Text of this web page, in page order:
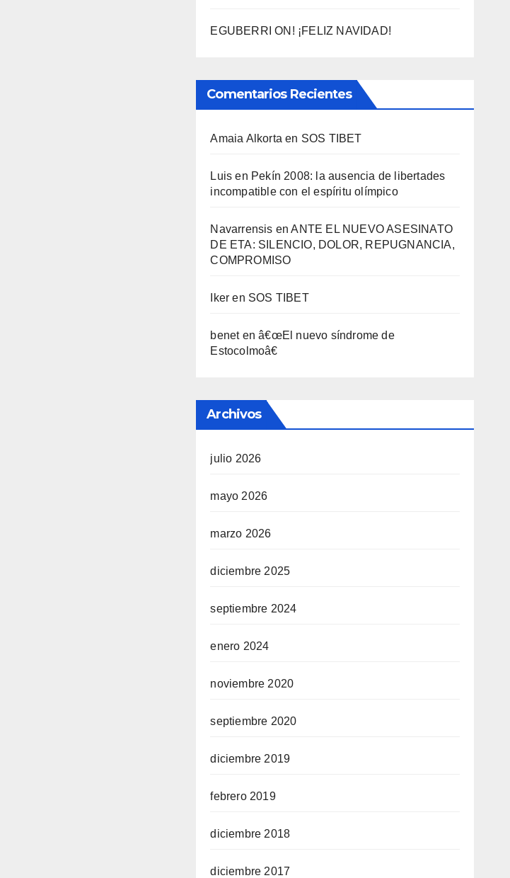
EGUBERRI ON! ¡FELIZ NAVIDAD!
Comentarios Recientes
Amaia Alkorta en SOS TIBET
Luis en Pekí­n 2008: la ausencia de libertades
incompatible con el espí­ritu olí­mpico
Navarrensis enANTE EL NUEVO ASESINATO
DE ETA: SILENCIO, DOLOR, REPUGNANCIA,
COMPROMISO
Iker en SOS TIBET
benetenâ€œEl nuevo sí­ndrome de
Estocolmoâ€
Archivos
julio 2026
mayo 2026
marzo 2026
diciembre 2025
septiembre 2024
enero 2024
noviembre 2020
septiembre 2020
diciembre 2019
febrero 2019
diciembre 2018
diciembre 2017